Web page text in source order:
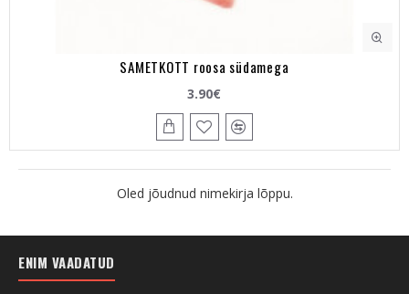
SAMETKOTT roosa südamega
3.90€
Oled jõudnud nimekirja lõppu.
ENIM VAADATUD